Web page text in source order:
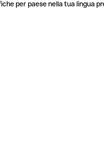
per paese nella tua lingua